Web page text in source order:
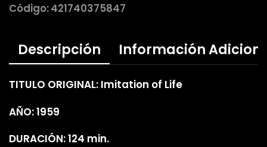
Código:421740375847
Descripción Información
TITULO ORIGINAL: Imitation of Life
AÑO: 1959
DURACIÓN: 124 min.